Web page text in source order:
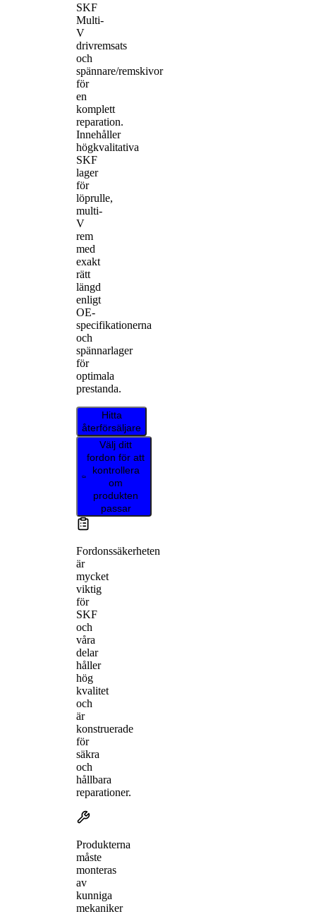
SKF
Multi-
V
drivremsats
och
spännare/remskivor
för
en
komplett
reparation.
Innehåller
högkvalitativa
SKF
lager
för
löprulle,
multi-
V
rem
med
exakt
rätt
längd
enligt
OE-
specifikationerna
och
spännarlager
för
optimala
prestanda.
Hitta
återförsäljare
Välj ditt
fordon för att
kontrollera
om
produkten
passar
Fordonssäkerheten
är
mycket
viktig
för
SKF
och
våra
delar
håller
hög
kvalitet
och
är
konstruerade
för
säkra
och
hållbara
reparationer.
Produkterna
måste
monteras
av
kunniga
mekaniker